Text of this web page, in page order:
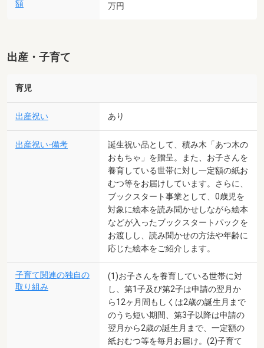
額 万円
出産・子育て
育児
出産祝い あり
出産祝い-備考
誕生祝い品として、積み木「あつ木の
おもちゃ」を贈呈。また、お子さんを
養育している世帯に対し一定額の紙お
むつ等をお届けしています。さらに、
ブックスタート事業として、0歳児を
対象に絵本を読み聞かせしながら絵本
などが入ったブックスタートパックを
お渡しし、読み聞かせの方法や年齢に
応じた絵本をご紹介します。
子育て関連の独自の
取り組み
(1)お子さんを養育している世帯に対
し、第1子及び第2子は申請の翌月か
ら12ヶ月間もしくは2歳の誕生月まで
のうち短い期間、第3子以降は申請の
翌月から2歳の誕生月まで、一定額の
紙おむつ等を毎月お届け。(2)子育て